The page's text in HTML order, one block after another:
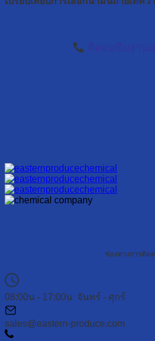
ช่องทางการติด
08:00น - 17:00น จันทร์ - ศุกร์
sales@eastern-produce.com